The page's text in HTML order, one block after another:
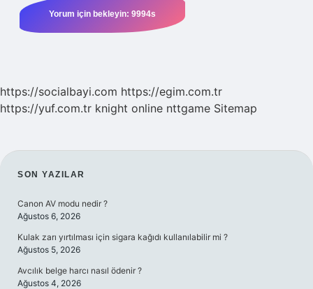
https://socialbayi.com https://egim.com.tr
https://yuf.com.tr knight online nttgame Sitemap
SIDEBAR
SON YAZILAR
Canon AV modu nedir ?
Ağustos 6, 2026
Kulak zarı yırtılması için sigara kağıdı kullanılabilir mi ?
Ağustos 5, 2026
Avcılık belge harcı nasıl ödenir ?
Ağustos 4, 2026